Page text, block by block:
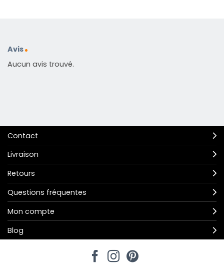
Avis
Aucun avis trouvé.
Contact
Livraison
Retours
Questions fréquentes
Mon compte
Blog